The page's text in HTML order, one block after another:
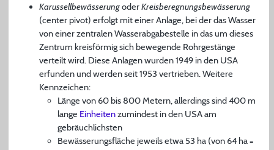
KarussellbewässerungoderKreisberegnungsbewässerung
(center pivot) erfolgt mit einer Anlage, bei der das Wasser
von einer zentralen Wasserabgabestelle in das um dieses
Zentrum kreisförmig sich bewegende Rohrgestänge
verteilt wird. Diese Anlagen wurden 1949 in den USA
erfunden und werden seit 1953 vertrieben. Weitere
Kennzeichen:
Länge von 60 bis 800 Metern, allerdings sind 400 m
lange Einheitenzumindest in den USA am
gebräuchlichsten
Bewässerungsfläche jeweils etwa 53 ha (von 64 ha =